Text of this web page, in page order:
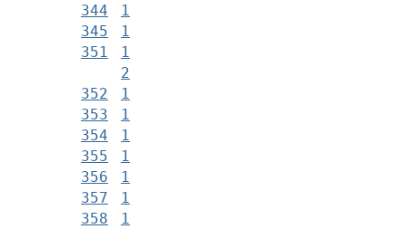
344
1
345
1
351
1
2
352
1
353
1
354
1
355
1
356
1
357
1
358
1